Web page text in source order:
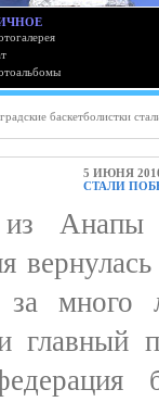
баскетболистки
5 ИЮНЯ
СТАЛИ
Анапы с
за много
главный